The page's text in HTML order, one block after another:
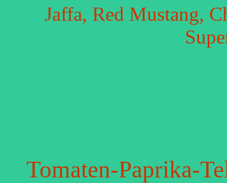
Jaffa, Red Mustang,
Tomaten-Paprika-